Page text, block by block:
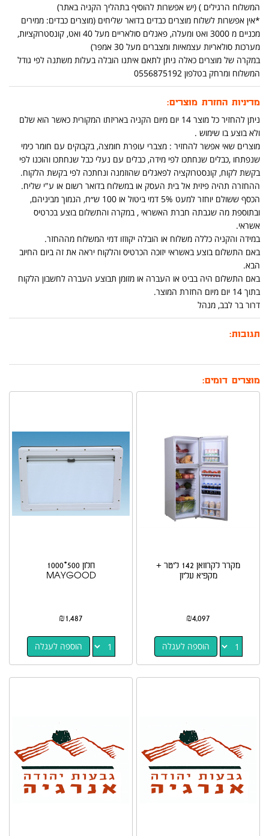
המשלוח הרגילים ) (יש אפשרות להוסיף בתהליך הקניה באתר)
*אין אפשרות לשלוח מוצרים כבדים בדואר שליחים (מוצרים כבדים: ממירים
מכניים מ 3000 ואט ומעלה, פאנלים סולאריים מעל 40 ואט, קונסטרוקציות,
מערכות סולאריות עצמאיות ומצברים מעל 30 אמפר)
במקרה של מוצרים כאלה ניתן לתאם איתנו הובלה בעלות משתנה לפי גודל
המשלוח ומרחק בטלפון 0556875192
מדיניות החזרת מוצרים:
ניתן להחזיר כל מוצר 14 יום מיום הקניה באריזתו המקורית כאשר הוא שלם
ולא בוצע בו שימוש .
מוצרים שאי אפשר להחזיר : מצברי עופרת חומצה, בקבוקים עם חומר כימי
שנפתחו ,כבלים שנחתכו לפי מידה, כבלים עם נעלי כבל שנחתכו והוכנו לפי
בקשת לקוח, קונסטרוקציה לפאנלים שהוזמנה ונחתכה לפי בקשת הלקוח.
ההחזרה תהיה פיזית אל בית העסק או במשלוח בדואר רשום או ע"י שליח.
הכסף ששולם יוחזר למעט 5% דמי ביטול או 100 ש״ח, הנמוך מביניהם,
ובתוספת מה שגבתה חברת האשראי , במקרה והתשלום בוצע בכרטיס
אשראי.
במידה והקניה כללה משלוח או הובלה יקוזזו דמי המשלוח מההחזר.
באם התשלום בוצע באשראי יזוכה הכרטיס והלקוח יראה את זה ביום החיוב
הבא.
באם התשלום היה בביט או העברה או מזומן תבוצע העברה לחשבון הלקוח
בתוך 14 יום מיום החזרת המוצר.
דרור בר לבב, מנהל
תגובות:
מוצרים דומים:
מקרר לקרוואן 142 ליטר +
מקפיא עליון
₪4,097
הוספה לעגלה
חלון 500*1000
MAYGOOD
₪1,487
הוספה לעגלה